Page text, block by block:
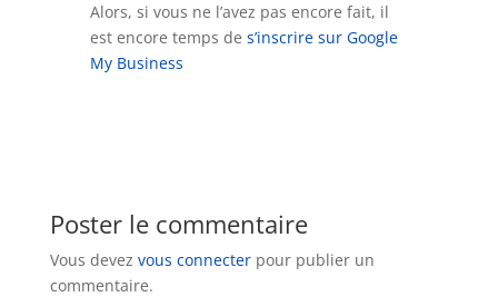
Alors, si vous ne l’avez pas encore fait, il
est encore temps de s’inscrire sur Google
My Business
Poster le commentaire
Vous devez vous connecterpour publier un
commentaire.